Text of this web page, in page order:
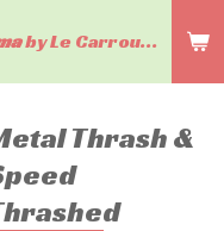
by Le Carrousel du livre
Thrash &